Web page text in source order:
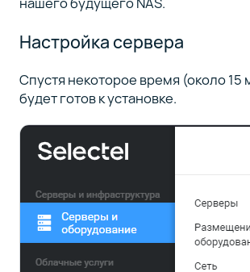
Настройка сервера
Спустя некоторое время (около 15
будет готов к установке.